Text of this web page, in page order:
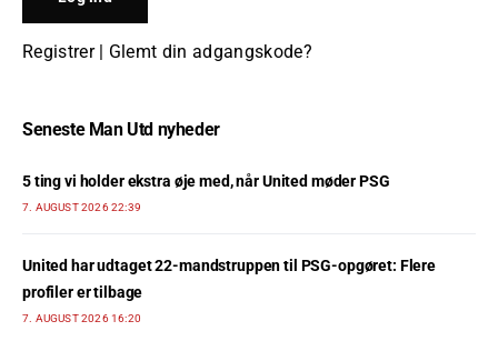
Registrer| Glemt din adgangskode?
Seneste Man Utd nyheder
5 ting vi holder ekstra øje med, når United møder PSG
7. AUGUST 2026 22:39
United har udtaget 22-mandstruppen til PSG-opgøret: Flere
profiler er tilbage
7. AUGUST 2026 16:20